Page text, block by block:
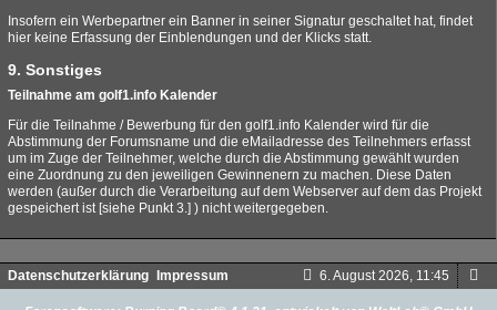
Insofern ein Werbepartner ein Banner in seiner Signatur geschaltet hat, findet
hier keine Erfassung der Einblendungen und der Klicks statt.
9. Sonstiges
Teilnahme am golf1.info Kalender
Für die Teilnahme / Bewerbung für den golf1.info Kalender wird für die
Abstimmung der Forumsname und die eMailadresse des Teilnehmers erfasst
um im Zuge der Teilnehmer, welche durch die Abstimmung gewählt wurden
eine Zuordnung zu den jeweiligen Gewinnenern zu machen. Diese Daten
werden (außer durch die Verarbeitung auf dem Webserver auf dem das Projekt
gespeichert ist [siehe Punkt 3.] ) nicht weitergegeben.
Datenschutzerklärung Impressum 6. August 2026, 11:45